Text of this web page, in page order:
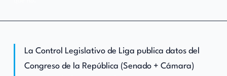
La Control Legislativo de Liga publica datos del
Congreso de la República (Senado + Cámara)